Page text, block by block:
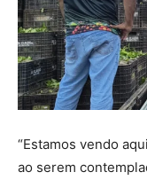
“Estamos vendo
ao serem